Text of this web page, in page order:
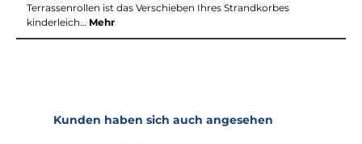
Terrassenrollen ist das Verschieben Ihres Strandkorbes
kinderleich… Mehr
Produktgalerie überspringen
Kunden haben sich auch angesehen